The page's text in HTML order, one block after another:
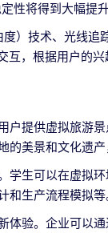
将得到大幅提
）技术、光线
，根据用户的兴
户提供虚拟旅游
美景和文化遗
学生可以在虚拟
生产流程模拟等
体验。企业可以